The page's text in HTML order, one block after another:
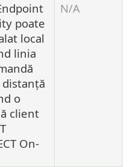
poate
local
linia
distanță
o
client
On-
N/A